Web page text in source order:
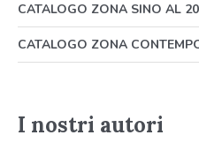
CATALOGO ZONA SINO AL
CATALOGO ZONA
I nostri autori